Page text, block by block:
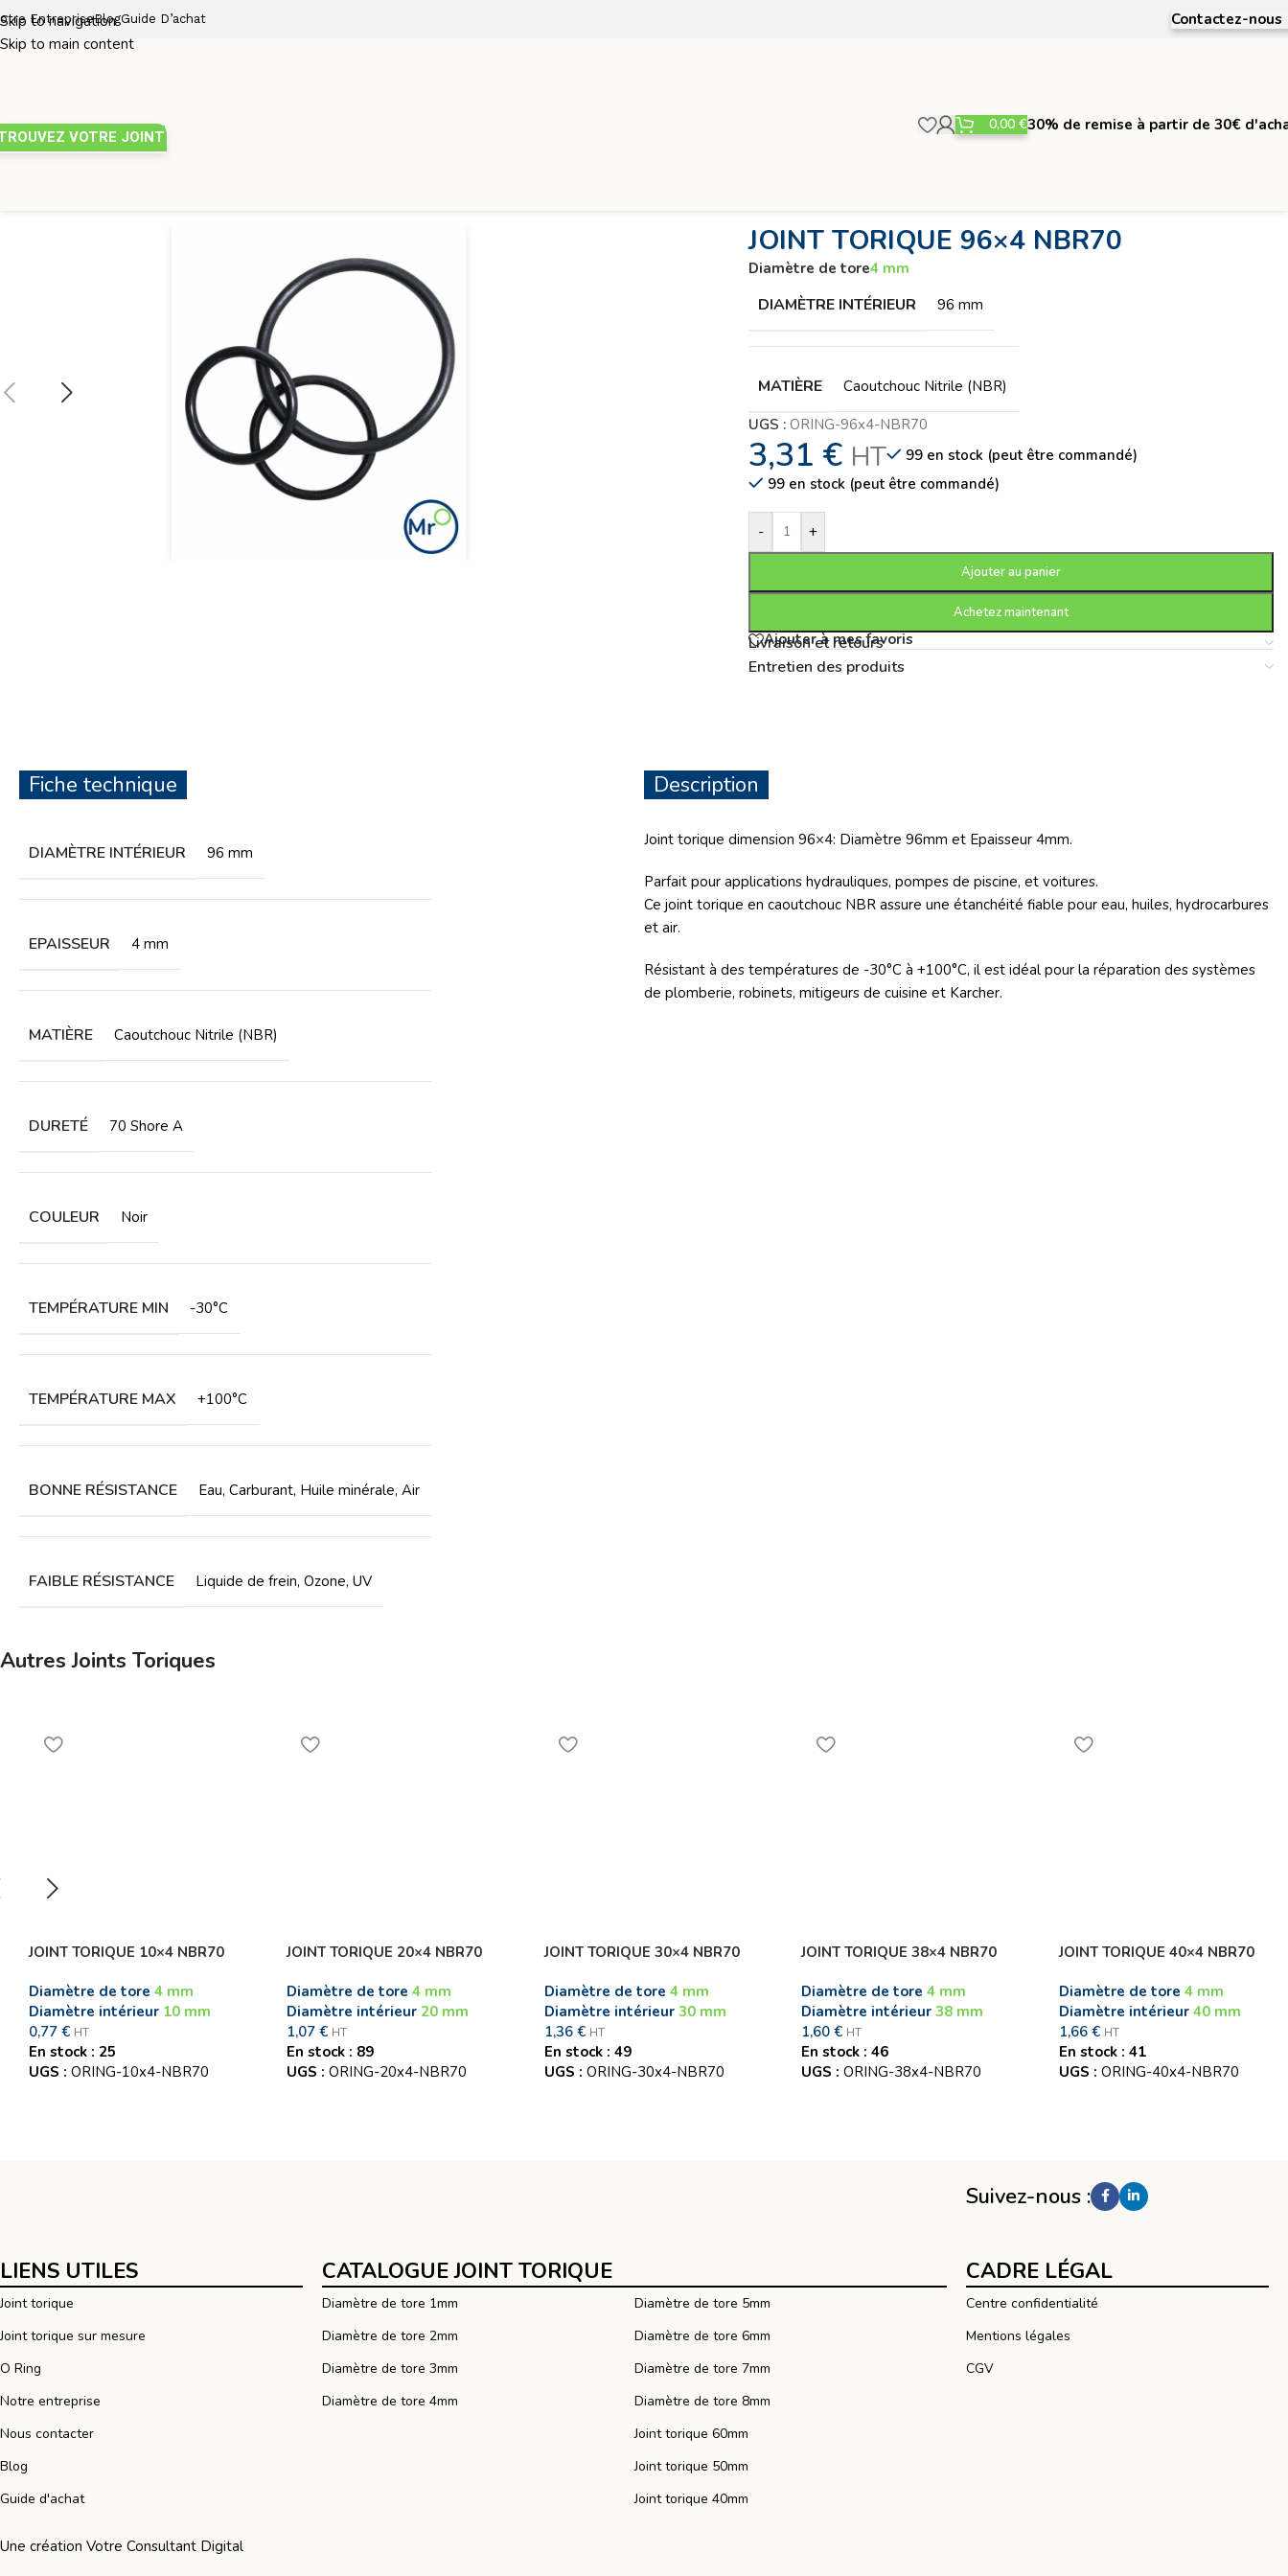
Skip to navigation
Skip to main content
EntrepriseBlogGuide D’achat Contactez-nous
VOTRE JOINT
0,00 €30% de remise à partir de 30€
JOINT TORIQUE 96×4 NBR70
Diamètre de tore4 mm
DIAMÈTRE INTÉRIEUR 96 mm
MATIÈRE
Caoutchouc Nitrile (NBR)
UGS :ORING-96x4-NBR70
3,31 € HT
99 en stock (peut être commandé)
99 en stock (peut être commandé)
- +
Ajouter au panier
Achetez maintenant
Ajouter à mes favoris
Livraison et retours
Entretien des produits
Fiche technique
DIAMÈTRE INTÉRIEUR 96 mm
EPAISSEUR 4 mm
MATIÈRE Caoutchouc Nitrile (NBR)
DURETÉ 70 Shore A
COULEUR Noir
TEMPÉRATURE MIN -30°C
TEMPÉRATURE MAX +100°C
BONNE RÉSISTANCE Eau, Carburant, Huile minérale, Air
FAIBLE RÉSISTANCE Liquide de frein, Ozone, UV
Description
Joint torique dimension 96×4: Diamètre 96mm et Epaisseur 4mm.
Parfait pour applications hydrauliques, pompes de piscine, et voitures.
Ce joint torique en caoutchouc NBR assure une étanchéité fiable pour eau, huiles, hydrocarbures
et air.
Résistant à des températures de -30°C à +100°C, il est idéal pour la réparation des systèmes
de plomberie, robinets, mitigeurs de cuisine et Karcher.
Autres Joints Toriques
JOINT TORIQUE 10×4 NBR70
Diamètre de tore 4 mm
Diamètre intérieur 10 mm
0,77 € HT
En stock : 25
UGS : ORING-10x4-NBR70
JOINT TORIQUE 20×4 NBR70
Diamètre de tore 4 mm
Diamètre intérieur 20 mm
1,07 € HT
En stock : 89
UGS : ORING-20x4-NBR70
JOINT TORIQUE 30×4 NBR70
Diamètre de tore 4 mm
Diamètre intérieur 30 mm
1,36 € HT
En stock : 49
UGS : ORING-30x4-NBR70
JOINT TORIQUE 38×4 NBR70
Diamètre de tore 4 mm
Diamètre intérieur 38 mm
1,60€ HT
En stock : 46
UGS :ORING-38x4-NBR70
JOINT TORIQUE 40×4 NBR70
Diamètre de tore 4 mm
Diamètre intérieur 40 mm
1,66€ HT
En stock : 41
UGS :ORING-40x4-NBR70
Suivez-nous :
LIENS UTILES
Joint torique
Joint torique sur mesure
O Ring
Notre entreprise
Nous contacter
Blog
Guide d'achat
CATALOGUE JOINT TORIQUE
Diamètre de tore 5mm
Diamètre de tore 6mm
Diamètre de tore 7mm
Diamètre de tore 8mm
Joint torique 60mm
Joint torique 50mm
Joint torique 40mm
Diamètre de tore 1mm
Diamètre de tore 2mm
Diamètre de tore 3mm
Diamètre de tore 4mm
CADRE LÉGAL
Centre confidentialité
Mentions légales
CGV
Une création Votre Consultant Digital